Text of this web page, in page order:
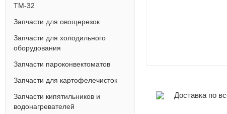
Доставка по
ТМ-32
Запчасти для овощерезок
Запчасти для холодильного
оборудования
Запчасти пароконвектоматов
Запчасти для картофелечисток
Запчасти кипятильников и
водонагревателей